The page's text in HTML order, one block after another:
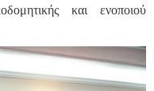
και ενοποιού